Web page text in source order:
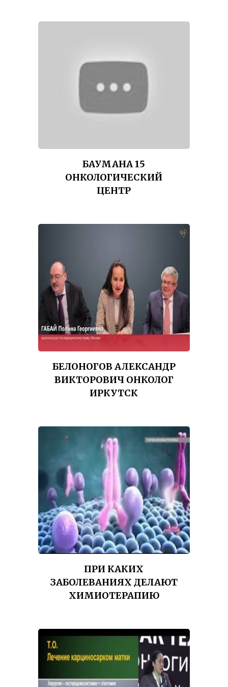
БАУМАНА 15
ОНКОЛОГИЧЕСКИЙ
ЦЕНТР
БЕЛОНОГОВ АЛЕКСАНДР
ВИКТОРОВИЧ ОНКОЛОГ
ИРКУТСК
ПРИ КАКИХ
ЗАБОЛЕВАНИЯХ ДЕЛАЮТ
ХИМИОТЕРАПИЮ